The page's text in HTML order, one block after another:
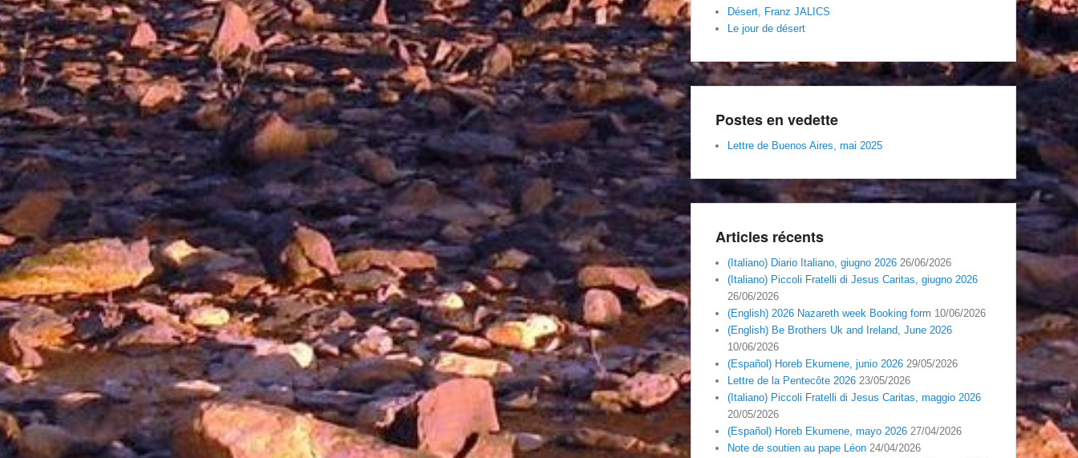
Désert, Franz JALICS
Le jour de désert
Postes en vedette
Lettre de Buenos Aires, mai 2025
Articles récents
(Italiano) Diario Italiano, giugno 2026 26/06/2026
(Italiano) Piccoli Fratelli di Jesus Caritas, giugno 2026
26/06/2026
(English) 2026 Nazareth week Booking form 10/06/2026
(English) Be Brothers Uk and Ireland, June 2026
10/06/2026
(Español) Horeb Ekumene, junio 2026 29/05/2026
Lettre de la Pentecôte 2026 23/05/2026
(Italiano) Piccoli Fratelli di Jesus Caritas, maggio 2026
20/05/2026
(Español) Horeb Ekumene, mayo 2026 27/04/2026
Note de soutien au pape Léon 24/04/2026